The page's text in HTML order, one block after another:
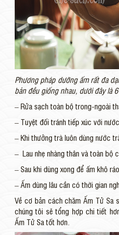
Phương pháp dưỡng ấm rất đa
bản đều giống nhau, dưới đây là
– Rửa sạch toàn bộ trong-ngoài
– Tuyệt đối tránh tiếp xúc với
– Khi thưởng trà luôn dùng nước
– Lau nhẹ nhàng thân và toàn bộ
– Sau khi dùng xong để ấm khô
– Ấm dùng lâu cần có thời gian
Về cơ bản cách chăm Ấm Tử Sa
chúng tôi sẽ tổng hợp chi tiết
Ấm Tử Sa tốt hơn.